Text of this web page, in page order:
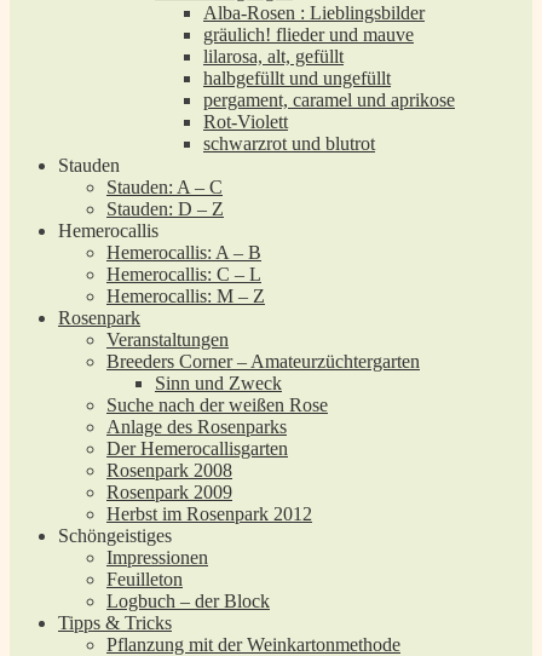
Alba-Rosen : Lieblingsbilder
gräulich! flieder und mauve
lilarosa, alt, gefüllt
halbgefüllt und ungefüllt
pergament, caramel und aprikose
Rot-Violett
schwarzrot und blutrot
Stauden
Stauden: A – C
Stauden: D – Z
Hemerocallis
Hemerocallis: A – B
Hemerocallis: C – L
Hemerocallis: M – Z
Rosenpark
Veranstaltungen
Breeders Corner – Amateurzüchtergarten
Sinn und Zweck
Suche nach der weißen Rose
Anlage des Rosenparks
Der Hemerocallisgarten
Rosenpark 2008
Rosenpark 2009
Herbst im Rosenpark 2012
Schöngeistiges
Impressionen
Feuilleton
Logbuch – der Block
Tipps & Tricks
Pflanzung mit der Weinkartonmethode